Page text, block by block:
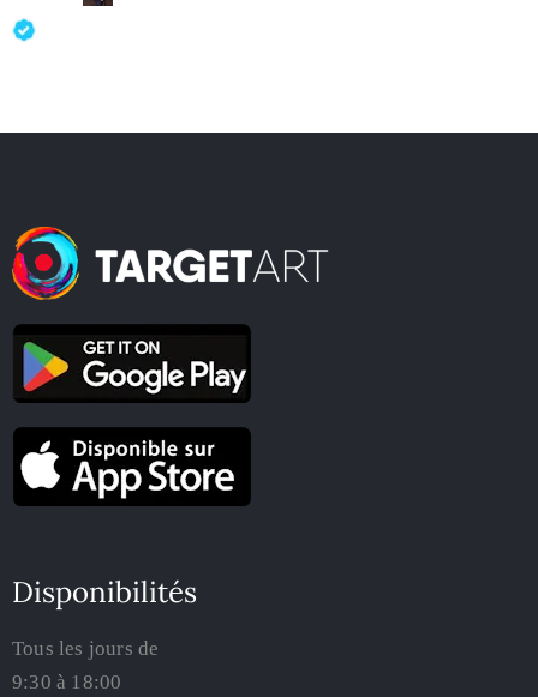
Disponibilités
Tous les jours de
9:30 à 18:00